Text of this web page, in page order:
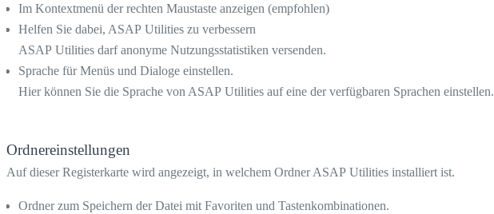
Im Kontextmenü der rechten Maustaste anzeigen (empfohlen)
Helfen Sie dabei, ASAP Utilities zu verbessern
ASAP Utilities darf anonyme Nutzungsstatistiken versenden.
Sprache für Menüs und Dialoge einstellen.
Hier können Sie die Sprache von ASAP Utilities auf eine der verfügbaren Sprachen einstellen.
Ordnereinstellungen
Auf dieser Registerkarte wird angezeigt, in welchem Ordner ASAP Utilities installiert ist.
Ordner zum Speichern der Datei mit Favoriten und Tastenkombinationen.